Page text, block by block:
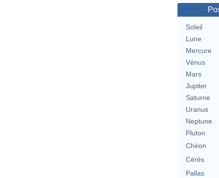
Soleil
Lune
Mercure
Vénus
Mars
Jupiter
Saturne
Uranus
Neptune
Pluton
Chiron
Cérès
Pallas